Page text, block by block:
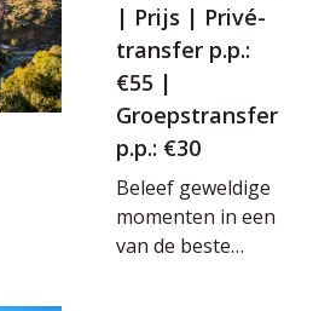
| Prijs | Privé-
transfer p.p.:
€55 |
Groepstransfer
p.p.: €30
Beleef geweldige
momenten in een
van de beste